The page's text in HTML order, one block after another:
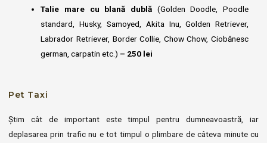
Talie mare cu blană dublă (Golden Doodle, Poodle
standard, Husky, Samoyed, Akita Inu, Golden Retriever,
Labrador Retriever, Border Collie, Chow Chow, Ciobănesc
german, carpatin etc.) – 250 lei
Pet Taxi
Știm cât de important este timpul pentru dumneavoastră, iar
deplasarea prin trafic nu e tot timpul o plimbare de câteva minute cu